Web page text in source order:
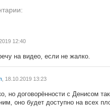
12:40
на видео, если не жалко.
, 18.10.2019 13:23
но договорённости с Денисом
оно будет доступно на всех